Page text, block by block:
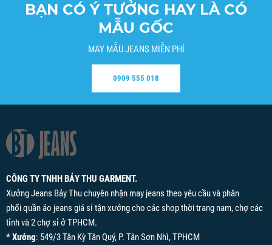
BẠN CÓ Ý TƯỞNG HAY LÀ CÓ
MẪU GỐC
MAY MẪU JEANS MIỄN PHÍ
0909 555 018
CÔNG TY TNHH BẢY THU GARMENT.
Xưởng Jeans Bảy Thu chuyên nhận may jeans theo yêu cầu và phân
phối quần áo jeans giá sỉ tận xưởng cho các shop thời trang nam, chợ các
tỉnh và 2 chợ sỉ ở TPHCM.
* Xưởng: 549/3 Tân Kỳ Tân Quý, P. Tân Sơn Nhì, TPHCM